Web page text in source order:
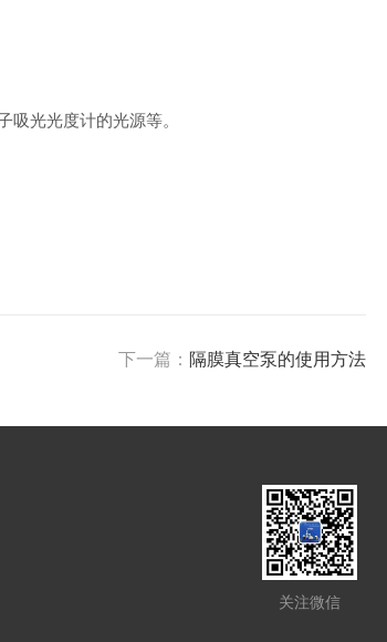
光光度计的光源等。
下一篇： 隔膜真空泵的使用方法
关注微信